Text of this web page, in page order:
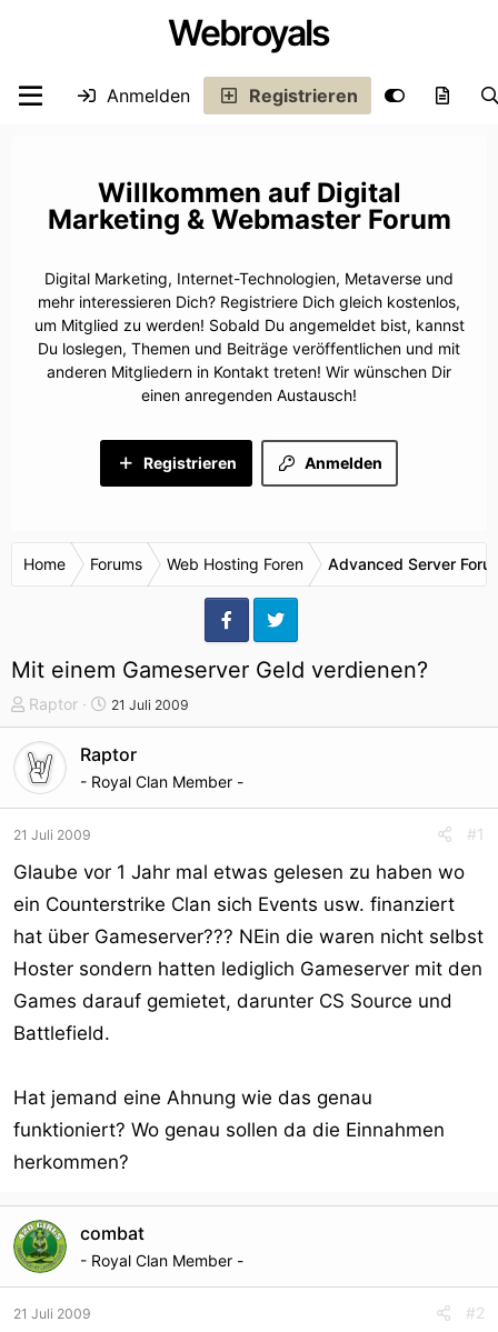
Webroyals
Anmelden Registrieren
Digital
Marketing & Webmaster Forum
Digital Marketing, Internet-Technologien, Metaverse und
mehr interessieren Dich? Registriere Dich gleich kostenlos,
um Mitglied zu werden! Sobald Du angemeldet bist, kannst
Du loslegen, Themen und Beiträge veröffentlichen und mit
anderen Mitgliedern in Kontakt treten! Wir wünschen Dir
einen anregenden Austausch!
Anmelden
Registrieren
Home Forums Web Hosting Foren Advanced Server
Mit einem Gameserver Geld verdienen?
T
h
e
m
e
s
t
r
t
Raptor
S
t
a
t
t
m
21 Juli 2009
Raptor
- Royal Clan Member -
21 Juli 2009 #1
Glaube vor 1 Jahr mal etwas gelesen zu haben wo
ein Counterstrike Clan sich Events usw. finanziert
hat über Gameserver??? NEin die waren nicht selbst
Hoster sondern hatten lediglich Gameserver mit den
Games darauf gemietet, darunter CS Source und
Battlefield.
Hat jemand eine Ahnung wie das genau
funktioniert? Wo genau sollen da die Einnahmen
herkommen?
combat
- Royal Clan Member -
21 Juli 2009 #2